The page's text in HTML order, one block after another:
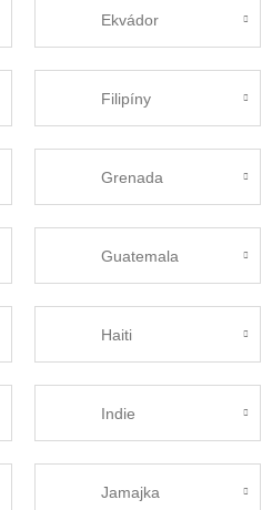
Ekvádor
Filipíny
Grenada
Guatemala
Haiti
Indie
Jamajka